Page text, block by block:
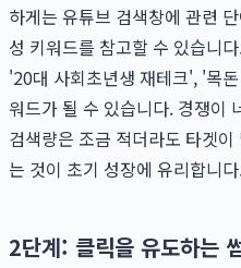
하게는 유튜브 검색창에 관련
성 키워드를 참고할 수 있습니
'20대 사회초년생 재테크', '목
워드가 될 수 있습니다. 경쟁이
검색량은 조금 적더라도 타겟
는 것이 초기 성장에 유리합니
2단계: 클릭을 유도하는